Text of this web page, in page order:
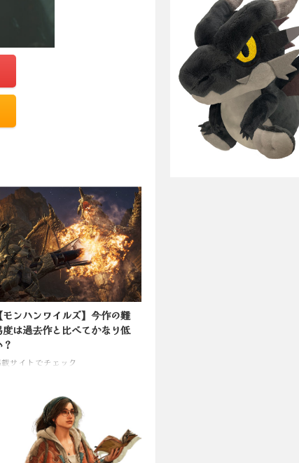
【モンハンワイルズ】今作の難
度は過去作と比べてかなり低
載サイトでチェック